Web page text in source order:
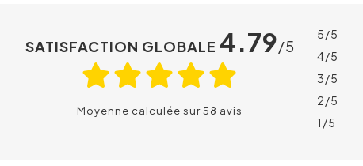
SATISFACTION GLOBALE 4.79/5
Moyenne calculée sur 58 avis
5/5
4/5
3/5
2/5
1/5